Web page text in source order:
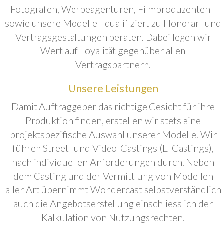
Fotografen, Werbeagenturen, Filmproduzenten -
sowie unsere Modelle - qualifiziert zu Honorar- und
Vertragsgestaltungen beraten. Dabei legen wir
Wert auf Loyalität gegenüber allen
Vertragspartnern.
Unsere Leistungen
Damit Auftraggeber das richtige Gesicht für ihre
Produktion finden, erstellen wir stets eine
projektspezifische Auswahl unserer Modelle. Wir
führen Street- und Video-Castings (E-Castings),
nach individuellen Anforderungen durch. Neben
dem Casting und der Vermittlung von Modellen
aller Art übernimmt Wondercast selbstverständlich
auch die Angebotserstellung einschliesslich der
Kalkulation von Nutzungsrechten.